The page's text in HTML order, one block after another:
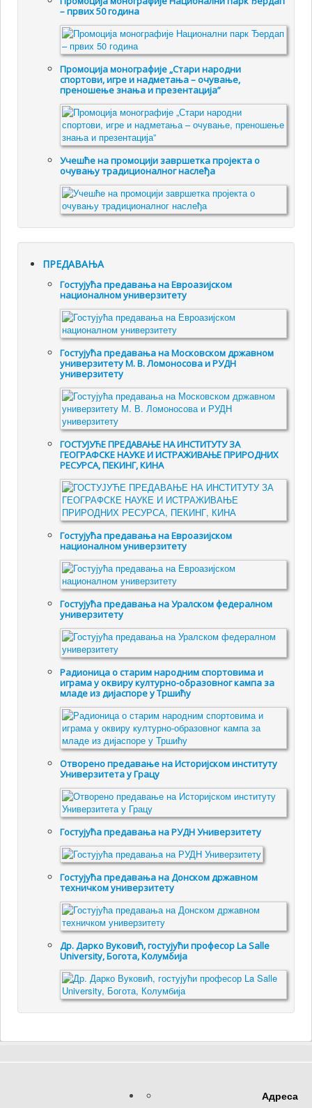
– првих 50 година
Промоцијa монографије „Стари народни
спортови, игре и надметања – очување,
преношење знања и презентација”
Учешће на промоцији завршетка пројекта о
очувању традиционалног наслеђа
ПРЕДАВАЊА
Гостујућа предавања на Евроазијском
националном универзитету
Гостујућа предавања на Московском државном
универзитету М. В. Ломоносова и РУДН
универзитету
ГОСТУЈУЋЕ ПРЕДАВАЊЕ НА ИНСТИТУТУ ЗА
ГЕОГРАФСКЕ НАУКЕ И ИСТРАЖИВАЊЕ ПРИРОДНИХ
РЕСУРСА, ПЕКИНГ, КИНА
Гостујућа предавања на Евроазијском
националном универзитету
Гостујућа предавања на Уралском федералном
универзитету
Радионица о старим народним спортовима и
играма у оквиру културно-образовног кампа за
младе из дијаспоре у Тршићу
Отворено предавање на Историјском институту
Универзитета у Грацу
Гостујућa предавањa на РУДН Универзитету
Гостујућа предавања на Донском државном
техничком универзитету
Др. Дарко Вуковић, гостујући професор La Salle
University, Богота, Колумбија
Адреса